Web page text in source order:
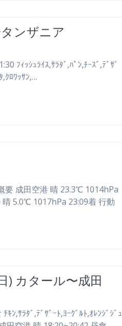
ンザニア
ﾌｨｯｼｭﾗｲｽ,ｻﾗﾀﾞ,ﾊﾟﾝ,ﾁｰｽﾞ,ﾃﾞｻﾞ
,ｸﾛﾜｯｻﾝ,…
要 成田空港 晴 23.3℃ 1014hPa
5.0℃ 1017hPa 23:09着 行動
) カタール〜成田
,ｻﾗﾀﾞ,ﾃﾞｻﾞｰﾄ,ﾖｰｸﾞﾙﾄ,ｵﾚﾝｼﾞｼﾞｭ